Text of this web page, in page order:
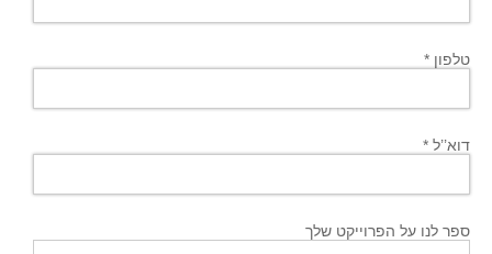
טלפון *
דוא’’ל *
ספר לנו על הפרוייקט שלך